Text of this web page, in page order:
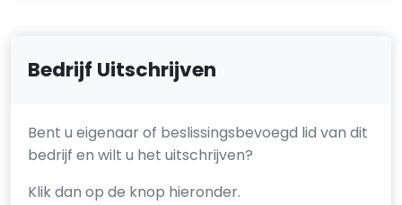
Bedrijf Uitschrijven
Bent u eigenaar of beslissingsbevoegd lid van dit
bedrijf en wilt u het uitschrijven?
Klik dan op de knop hieronder.